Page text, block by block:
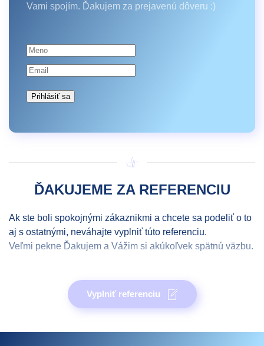
Vami spojím. Ďakujem za prejavenú dôveru :)
Prihlásiť sa
ĎAKUJEME ZA REFERENCIU
Ak ste boli spokojnými zákaznikmi a chcete sa podeliť o to
aj s ostatnými, neváhajte vyplniť túto referenciu.
Veľmi pekne Ďakujem a Vážim si akúkoľvek spätnú väzbu.
Vyplniť referenciu